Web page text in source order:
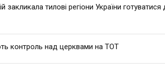
закликала тилові регіони України готуватися
контроль над церквами на ТОТ